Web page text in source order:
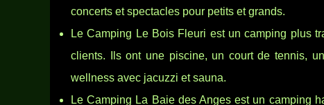
concerts et spectacles pour petits et grands.
Le Camping Le Bois Fleuri est un camping plus
clients. Ils ont une piscine, un court de tennis,
wellness avec jacuzzi et sauna.
Le Camping La Baie des Anges est un camping